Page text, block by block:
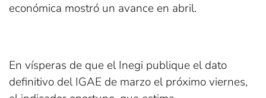
económica mostró un avance en abril.
En vísperas de que el Inegi publique el dato
definitivo del IGAE de marzo el próximo viernes,